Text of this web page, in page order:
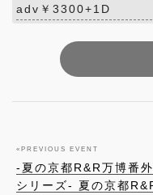
adv￥3300+1D
« PREVIOUS EVENT
-夏の京都R&R万博番
シリーズ- 夏の京都